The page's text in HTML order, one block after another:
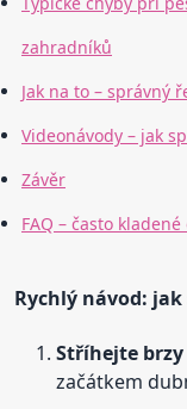
zahradníků
Jak na to – správný
Videonávody – jak
Závěr
FAQ – často kladené
Rychlý návod:
Stříhejte
začátkem